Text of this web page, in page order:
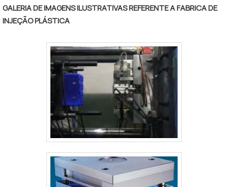
GALERIA DE IMAGENS ILUSTRATIVAS REFERENTE A FABRICA DE
INJEÇÃO PLÁSTICA